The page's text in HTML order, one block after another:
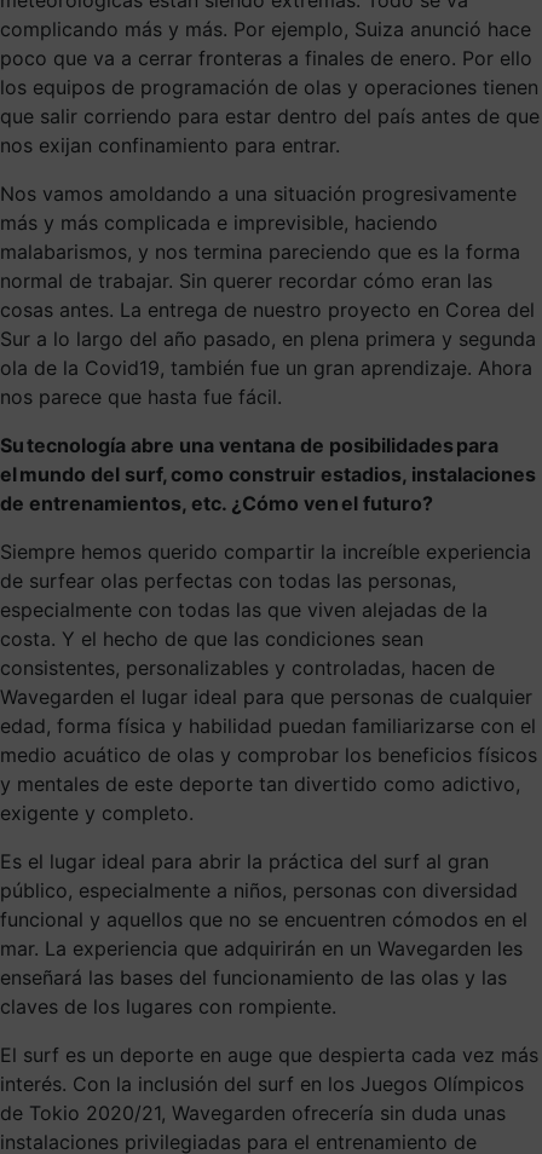
complicando más y más. Por ejemplo, Suiza anunció hace
poco que va a cerrar fronteras a finales de enero. Por ello
los equipos de programación de olas y operaciones tienen
que salir corriendo para estar dentro del país antes de que
nos exijan confinamiento para entrar.
Nos vamos amoldando a una situación progresivamente
más y más complicada e imprevisible, haciendo
malabarismos, y nos termina pareciendo que es la forma
normal de trabajar. Sin querer recordar cómo eran las
cosas antes. La entrega de nuestro proyecto en Corea del
Sur a lo largo del año pasado, en plena primera y segunda
ola de la Covid19, también fue un gran aprendizaje. Ahora
nos parece que hasta fue fácil.
Su tecnología abre una ventana de posibilidades para
el mundo del surf, como construir estadios, instalaciones
de entrenamientos, etc. ¿Cómo ven el futuro?
Siempre hemos querido compartir la increíble experiencia
de surfear olas perfectas con todas las personas,
especialmente con todas las que viven alejadas de la
costa. Y el hecho de que las condiciones sean
consistentes, personalizables y controladas, hacen de
Wavegarden el lugar ideal para que personas de cualquier
edad, forma física y habilidad puedan familiarizarse con el
medio acuático de olas y comprobar los beneficios físicos
y mentales de este deporte tan divertido como adictivo,
exigente y completo.
Es el lugar ideal para abrir la práctica del surf al gran
público, especialmente a niños, personas con diversidad
funcional y aquellos que no se encuentren cómodos en el
mar. La experiencia que adquirirán en un Wavegarden les
enseñará las bases del funcionamiento de las olas y las
claves de los lugares con rompiente.
El surf es un deporte en auge que despierta cada vez más
interés. Con la inclusión del surf en los Juegos Olímpicos
de Tokio 2020/21, Wavegarden ofrecería sin duda unas
instalaciones privilegiadas para el entrenamiento de